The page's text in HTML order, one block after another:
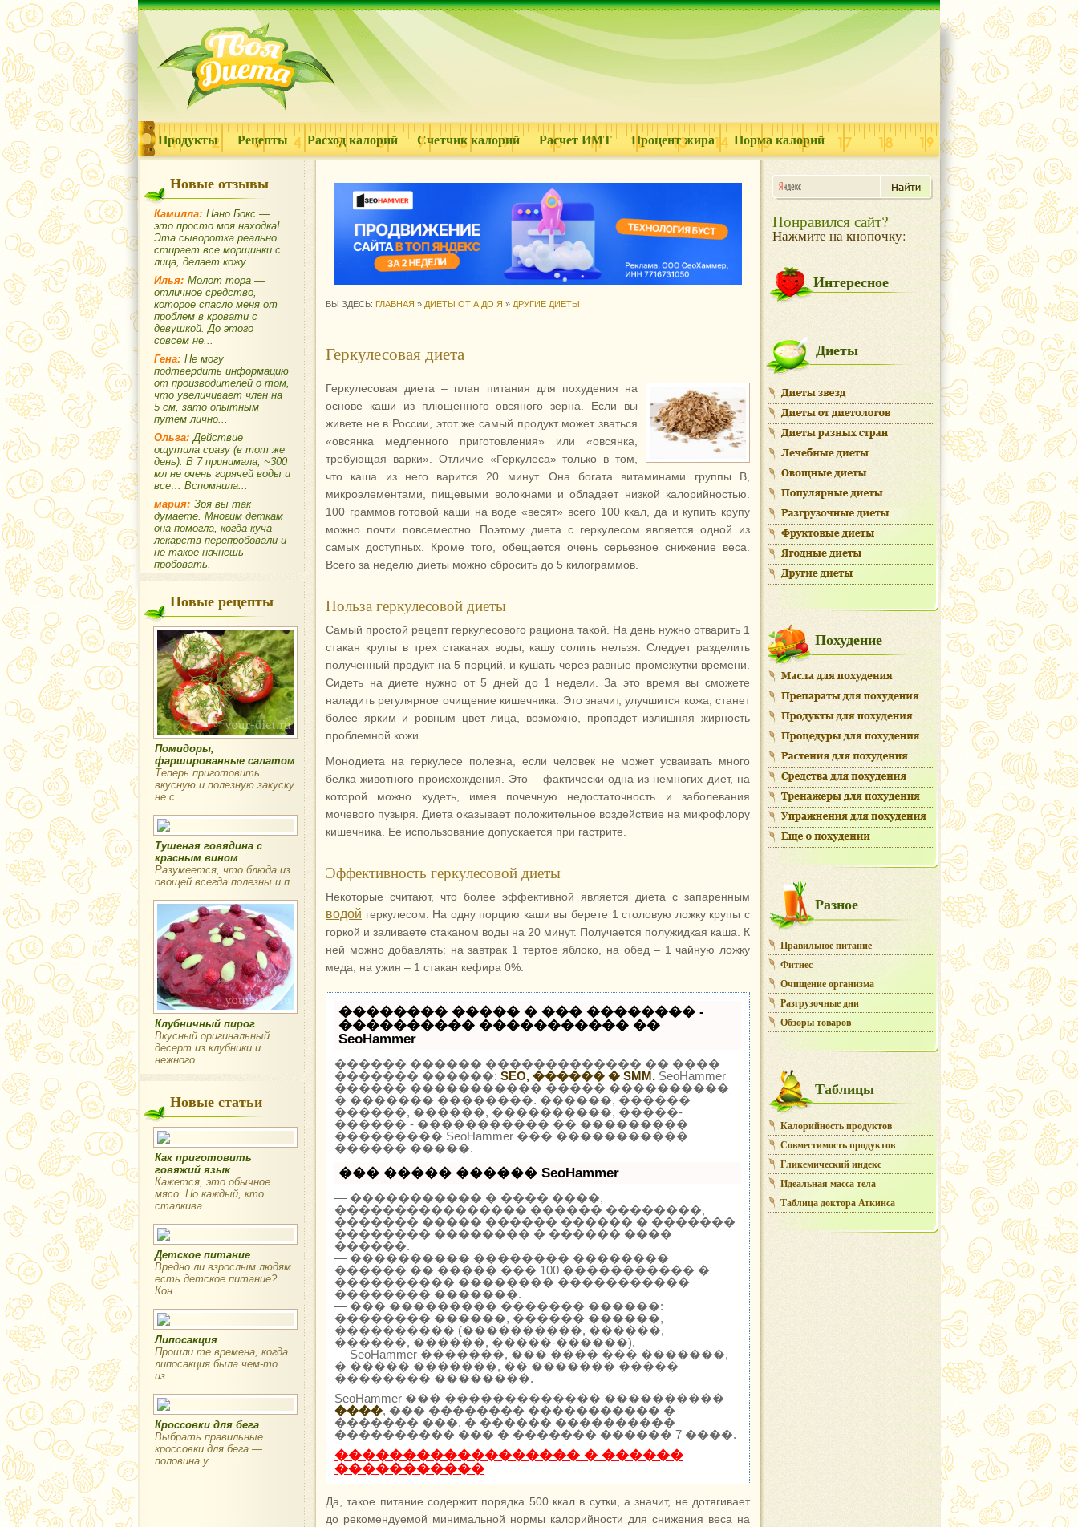
Продукты Рецепты Расход калорий Счетчик калорий Расчет ИМТ Процент жира Норма калорий
Новые отзывы
Камилла: Нано Бокс —
это просто моя находка!
Эта сыворотка реально
стирает все морщинки с
лица, делает кожу...
Илья: Молот тора —
отличное средство,
которое спасло меня от
проблем в кровати с
девушкой. До этого
совсем не...
Гена: Не могу
подтвердить информацию
от производителей о том,
что увеличивает член на
5 см, зато опытным
путем лично...
Ольга: Действие
ощутила сразу (в тот же
день). В 7 принимала, ~300
мл не очень горячей воды и
все… Вспомнила...
мария: Зря вы так
думаете. Многим деткам
она помогла, когда куча
лекарств перепробовали и
не такое начнешь
пробовать.
Новые рецепты
Помидоры,
фаршированные салатом
Теперь приготовить
вкусную и полезную закуску
не с...
Тушеная говядина с
красным вином
Разумеется, что блюда из
овощей всегда полезны и п...
Клубничный пирог
Вкусный оригинальный
десерт из клубники и
нежного ...
Новые статьи
Как приготовить
говяжий язык
Кажется, это обычное
мясо. Но каждый, кто
сталкива...
Детское питание
Вредно ли взрослым людям
есть детское питание?
Кон...
Липосакция
Прошли те времена, когда
липосакция была чем-то
из...
Кроссовки для бега
Выбрать правильные
кроссовки для бега —
половина у...
ВЫ ЗДЕСЬ: ГЛАВНАЯ » ДИЕТЫ ОТ А ДО Я » ДРУГИЕ ДИЕТЫ
Геркулесовая диета
Геркулесовая диета – план питания для похудения на
основе каши из плющенного овсяного зерна. Если вы
живете не в России, этот же самый продукт может зваться
«овсянка медленного приготовления» или «овсянка,
требующая варки». Отличие «Геркулеса» только в том,
что каша из него варится 20 минут. Она богата витаминами группы В,
микроэлементами, пищевыми волокнами и обладает низкой калорийностью.
100 граммов готовой каши на воде «весят» всего 100 ккал, да и купить крупу
можно почти повсеместно. Поэтому диета с геркулесом является одной из
самых доступных. Кроме того, обещается очень серьезное снижение веса.
Всего за неделю диеты можно сбросить до 5 килограммов.
Польза геркулесовой диеты
Самый простой рецепт геркулесового рациона такой. На день нужно отварить 1
стакан крупы в трех стаканах воды, кашу солить нельзя. Следует разделить
полученный продукт на 5 порций, и кушать через равные промежутки времени.
Сидеть на диете нужно от 5 дней до 1 недели. За это время вы сможете
наладить регулярное очищение кишечника. Это значит, улучшится кожа, станет
более ярким и ровным цвет лица, возможно, пропадет излишняя жирность
проблемной кожи.
Монодиета на геркулесе полезна, если человек не может усваивать много
белка животного происхождения. Это – фактически одна из немногих диет, на
которой можно худеть, имея почечную недостаточность и заболевания
мочевого пузыря. Диета оказывает положительное воздействие на микрофлору
кишечника. Ее использование допускается при гастрите.
Эффективность геркулесовой диеты
Некоторые считают, что более эффективной является диета с запаренным
водой геркулесом. На одну порцию каши вы берете 1 столовую ложку крупы с
горкой и заливаете стаканом воды на 20 минут. Получается полужидкая каша. К
ней можно добавлять: на завтрак 1 тертое яблоко, на обед – 1 чайную ложку
меда, на ужин – 1 стакан кефира 0%.
�������� ����� � ��� �������� -
���������� ����������� ��
SeoHammer
������ ������ ������������� �� ����
������� ������: SEO, ������ � SMM. SeoHammer
������ ����������� ����� ����������
� ������� ��������. ������, ������
������, ������, ����������, �����-
������ - ����������� �� ���������
��������� SeoHammer ��� �����������
������ �����.
��� ����� ������ SeoHammer
— ����������� � ���� ����,
���������������� ������ ��������,
������� ����� ������ ������ � �������
�������� �������� � ������ ����
������.
— ���������� �������� ��������
������ �� ����� ��� 100 ����������� �
���������� �������� �����������
�������� �������.
— ��� ��������� ������� ������:
�������� ������, ������ ������,
���������� (����������, ������,
������, ������, �����-������).
— SeoHammer �������, ��� ���� ��� �������,
� ����� �������, �� ������� �����
�������� ��������.
SeoHammer ��� ������������� ����������
����, ��� �������� ����������� �
������� ���, � ������ ����������
���������� ��� � ������� ������ 7 ����.
������������������ � ������
�����������
Да, такое питание содержит порядка 500 ккал в сутки, а значит, не дотягивает
до рекомендуемой минимальной нормы калорийности для снижения веса на
Понравился сайт?
Нажмите на кнопочку:
Интересное
Диеты
Похудение
Разное
Правильное питание
Фитнес
Очищение организма
Разгрузочные дни
Обзоры товаров
Таблицы
Калорийность продуктов
Совместимость продуктов
Гликемический индекс
Идеальная масса тела
Таблица доктора Аткинса